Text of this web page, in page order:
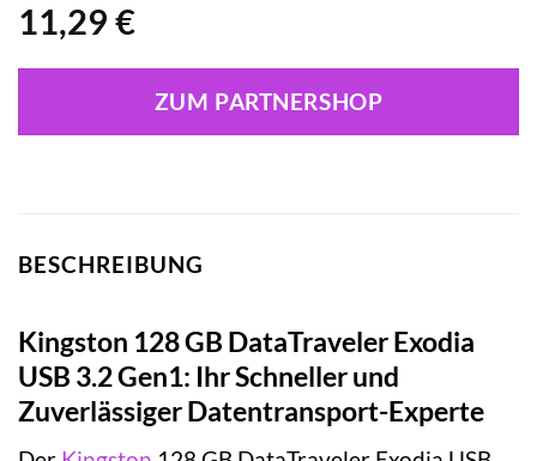
11,29 €
ZUM PARTNERSHOP
BESCHREIBUNG
Kingston 128 GB DataTraveler Exodia
USB 3.2 Gen1: Ihr Schneller und
Zuverlässiger Datentransport-Experte